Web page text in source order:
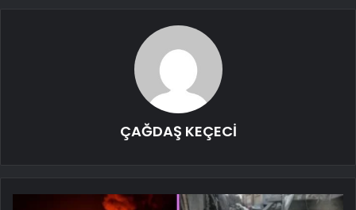
ÇAĞDAŞ KEÇECİ